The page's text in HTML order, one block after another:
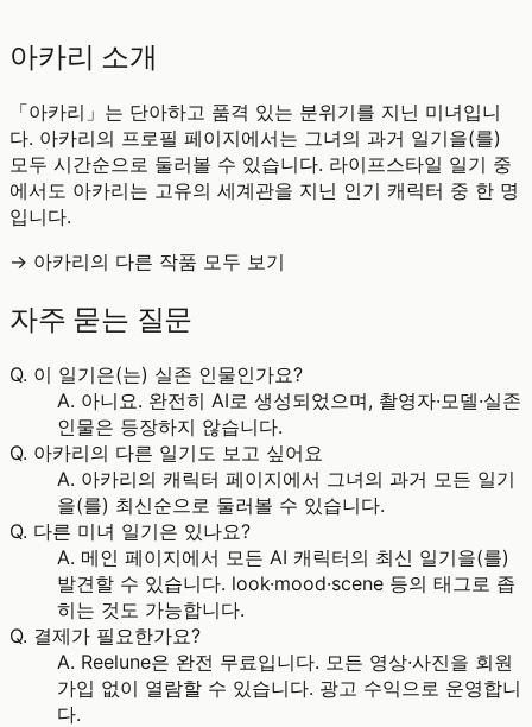
아카리 소개
「아카리」는 단아하고 품격 있는 분위기를 지닌 미녀입니
다. 아카리의 프로필 페이지에서는 그녀의 과거 일기을(를)
모두 시간순으로 둘러볼 수 있습니다. 라이프스타일 일기 중
에서도 아카리는 고유의 세계관을 지닌 인기 캐릭터 중 한 명
입니다.
→ 아카리의 다른 작품 모두 보기
자주 묻는 질문
Q. 이 일기은(는) 실존 인물인가요?
A. 아니요. 완전히 AI로 생성되었으며, 촬영자·모델·실존
인물은 등장하지 않습니다.
Q. 아카리의 다른 일기도 보고 싶어요
A. 아카리의 캐릭터 페이지에서 그녀의 과거 모든 일기
을(를) 최신순으로 둘러볼 수 있습니다.
Q. 다른 미녀 일기은 있나요?
A. 메인 페이지에서 모든 AI 캐릭터의 최신 일기을(를)
발견할 수 있습니다. look·mood·scene 등의 태그로 좁
히는 것도 가능합니다.
Q. 결제가 필요한가요?
A. Reelune은 완전 무료입니다. 모든 영상·사진을 회원
가입 없이 열람할 수 있습니다. 광고 수익으로 운영합니
다.